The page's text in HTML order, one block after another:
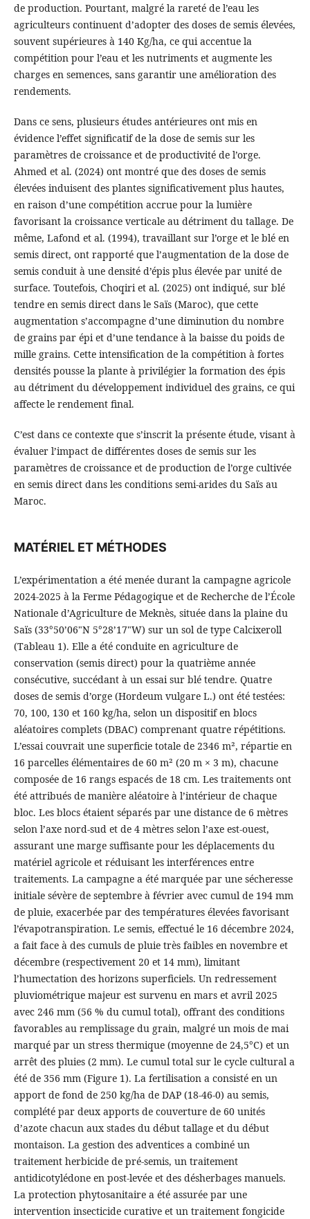
de production. Pourtant, malgré la rareté de l’eau les
agriculteurs continuent d’adopter des doses de semis élevées,
souvent supérieures à 140 Kg/ha, ce qui accentue la
compétition pour l’eau et les nutriments et augmente les
charges en semences, sans garantir une amélioration des
rendements.
Dans ce sens, plusieurs études antérieures ont mis en
évidence l’effet significatif de la dose de semis sur les
paramètres de croissance et de productivité de l’orge.
Ahmed et al. (2024) ont montré que des doses de semis
élevées induisent des plantes significativement plus hautes,
en raison d’une compétition accrue pour la lumière
favorisant la croissance verticale au détriment du tallage. De
même, Lafond et al. (1994), travaillant sur l’orge et le blé en
semis direct, ont rapporté que l’augmentation de la dose de
semis conduit à une densité d’épis plus élevée par unité de
surface. Toutefois, Choqiri et al. (2025) ont indiqué, sur blé
tendre en semis direct dans le Saïs (Maroc), que cette
augmentation s’accompagne d’une diminution du nombre
de grains par épi et d’une tendance à la baisse du poids de
mille grains. Cette intensification de la compétition à fortes
densités pousse la plante à privilégier la formation des épis
au détriment du développement individuel des grains, ce qui
affecte le rendement final.
C’est dans ce contexte que s’inscrit la présente étude, visant à
évaluer l’impact de différentes doses de semis sur les
paramètres de croissance et de production de l’orge cultivée
en semis direct dans les conditions semi-arides du Saïs au
Maroc.
MATÉRIEL ET MÉTHODES
L’expérimentation a été menée durant la campagne agricole
2024-2025 à la Ferme Pédagogique et de Recherche de l’École
Nationale d’Agriculture de Meknès, située dans la plaine du
Saïs (33°50’06"N 5°28’17"W) sur un sol de type Calcixeroll
(Tableau 1). Elle a été conduite en agriculture de
conservation (semis direct) pour la quatrième année
consécutive, succédant à un essai sur blé tendre. Quatre
doses de semis d’orge (Hordeum vulgare L.) ont été testées:
70, 100, 130 et 160 kg/ha, selon un dispositif en blocs
aléatoires complets (DBAC) comprenant quatre répétitions.
L’essai couvrait une superficie totale de 2346 m², répartie en
16 parcelles élémentaires de 60 m² (20 m × 3 m), chacune
composée de 16 rangs espacés de 18 cm. Les traitements ont
été attribués de manière aléatoire à l’intérieur de chaque
bloc. Les blocs étaient séparés par une distance de 6 mètres
selon l’axe nord-sud et de 4 mètres selon l’axe est-ouest,
assurant une marge suffisante pour les déplacements du
matériel agricole et réduisant les interférences entre
traitements. La campagne a été marquée par une sécheresse
initiale sévère de septembre à février avec cumul de 194 mm
de pluie, exacerbée par des températures élevées favorisant
l’évapotranspiration. Le semis, effectué le 16 décembre 2024,
a fait face à des cumuls de pluie très faibles en novembre et
décembre (respectivement 20 et 14 mm), limitant
l’humectation des horizons superficiels. Un redressement
pluviométrique majeur est survenu en mars et avril 2025
avec 246 mm (56 % du cumul total), offrant des conditions
favorables au remplissage du grain, malgré un mois de mai
marqué par un stress thermique (moyenne de 24,5°C) et un
arrêt des pluies (2 mm). Le cumul total sur le cycle cultural a
été de 356 mm (Figure 1). La fertilisation a consisté en un
apport de fond de 250 kg/ha de DAP (18-46-0) au semis,
complété par deux apports de couverture de 60 unités
d’azote chacun aux stades du début tallage et du début
montaison. La gestion des adventices a combiné un
traitement herbicide de pré-semis, un traitement
antidicotylédone en post-levée et des désherbages manuels.
La protection phytosanitaire a été assurée par une
intervention insecticide curative et un traitement fongicide